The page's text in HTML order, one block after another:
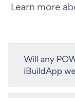
Learn more
Will any
iBuildApp